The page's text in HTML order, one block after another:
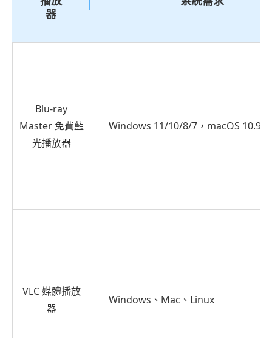
法
一：
大
播
放
Master
播
放
器
Blu-ray
Master 免費藍
光播放器
Windows 11/10/8/7，macOS 10.9+
VLC 媒體播放
器
Windows、Mac、Linux